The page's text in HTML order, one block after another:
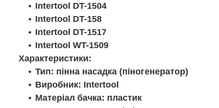
Intertool DT-1504
Intertool DT-158
Intertool DT-1517
Intertool WT-1509
Характеристики:
Тип: пінна насадка (піногенератор)
Виробник: Intertool
Матеріал бачка: пластик